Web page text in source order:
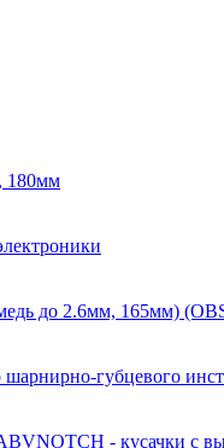
180мм
до 2.6мм, 165мм)
губцевого
- кусачки c